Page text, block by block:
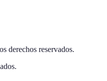
derechos reservados.